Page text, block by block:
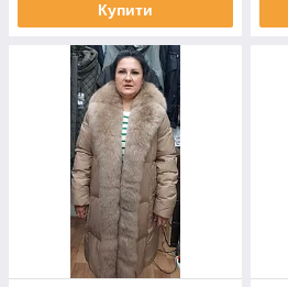
Купити